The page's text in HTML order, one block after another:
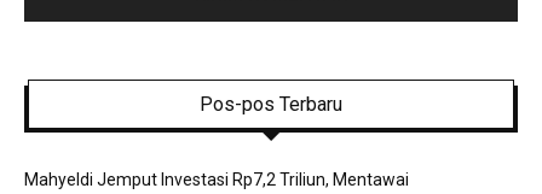
Pos-pos Terbaru
Mahyeldi Jemput Investasi Rp7,2 Triliun, Mentawai